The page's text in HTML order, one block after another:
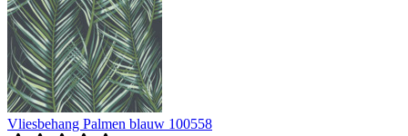
Vliesbehang Palmen blauw 100558